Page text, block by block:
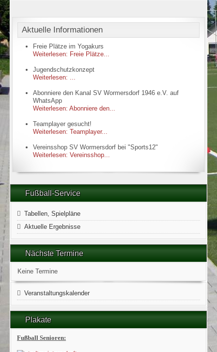
Aktuelle Informationen
Freie Plätze im Yogakurs
Weiterlesen: Freie Plätze...
Jugendschutzkonzept
Weiterlesen: ...
Abonniere den Kanal SV Wormersdorf 1946 e.V. auf
WhatsApp
Weiterlesen: Abonniere den...
Teamplayer gesucht!
Weiterlesen: Teamplayer...
Vereinsshop SV Wormersdorf bei "Sports12"
Weiterlesen: Vereinsshop...
Fußball-Service
Tabellen, Spielpläne
Aktuelle Ergebnisse
Nächste Termine
Keine Termine
Veranstaltungskalender
Plakate
Fußball Senioren: